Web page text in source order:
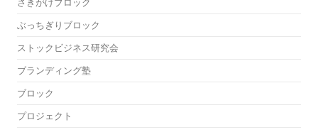
ぶっちぎりブロック
ストックビジネス研究会
ブランディング塾
ブロック
プロジェクト